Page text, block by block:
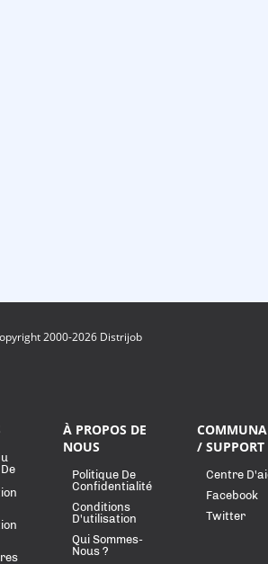
2000-2026 Distrijob
À PROPOS DE
NOUS
Politique De
Confidentialité
Conditions
D'utilisation
Qui Sommes-
Nous ?
/ SUPPORT
Centre
Facebook
Twitter